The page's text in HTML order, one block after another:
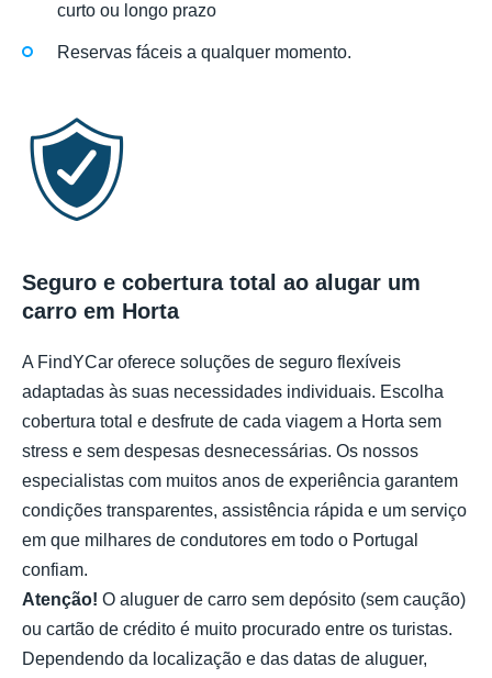
curto ou longo prazo
Reservas fáceis a qualquer momento.
Seguro e cobertura total ao alugar um
carro em Horta
A FindYCar oferece soluções de seguro flexíveis
adaptadas às suas necessidades individuais. Escolha
cobertura total e desfrute de cada viagem a Horta sem
stress e sem despesas desnecessárias. Os nossos
especialistas com muitos anos de experiência garantem
condições transparentes, assistência rápida e um serviço
em que milhares de condutores em todo o Portugal
confiam.
Atenção! O aluguer de carro sem depósito (sem caução)
ou cartão de crédito é muito procurado entre os turistas.
Dependendo da localização e das datas de aluguer,